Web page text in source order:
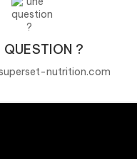
QUESTION ?
nutrition.com